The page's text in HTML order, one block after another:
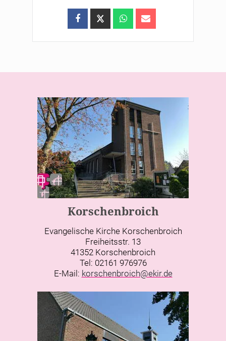
Korschenbroich
Evangelische Kirche Korschenbroich
Freiheitsstr. 13
41352 Korschenbroich
Tel: 02161 976976
E-Mail: korschenbroich@ekir.de